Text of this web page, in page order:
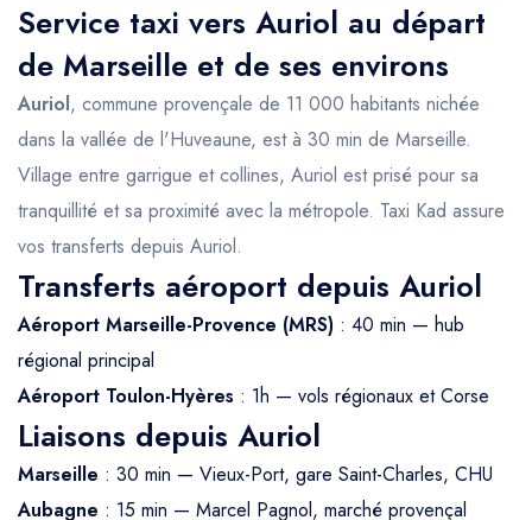
Service taxi vers Auriol au départ
de Marseille et de ses environs
Auriol, commune provençale de 11 000 habitants nichée
dans la vallée de l'Huveaune, est à 30 min de Marseille.
Village entre garrigue et collines, Auriol est prisé pour sa
tranquillité et sa proximité avec la métropole. Taxi Kad assure
vos transferts depuis Auriol.
Transferts aéroport depuis Auriol
Aéroport Marseille-Provence (MRS) : 40 min — hub
régional principal
Aéroport Toulon-Hyères : 1h — vols régionaux et Corse
Liaisons depuis Auriol
Marseille : 30 min — Vieux-Port, gare Saint-Charles, CHU
Aubagne : 15 min — Marcel Pagnol, marché provençal